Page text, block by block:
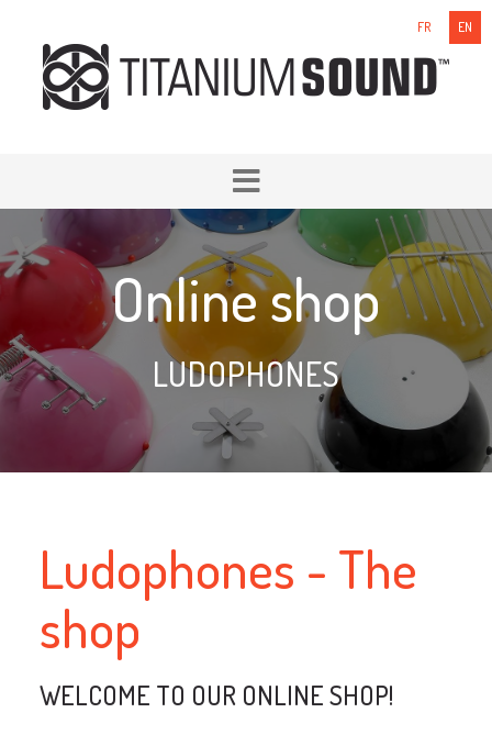
FR EN
Online shop
LUDOPHONES
Ludophones - The
shop
WELCOME TO OUR ONLINE SHOP!